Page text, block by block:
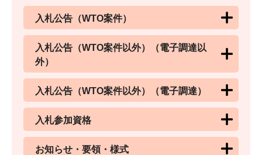
入札公告（WTO案件）
入札公告（WTO案件以外）（電子調達以
外）
入札公告（WTO案件以外）（電子調達）
入札参加資格
お知らせ・要領・様式